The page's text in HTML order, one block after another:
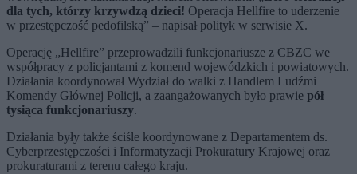
dla tych, którzy krzywdzą dzieci! Operacja Hellfire to uderzenie
w przestępczość pedofilską” – napisał polityk w serwisie X.
Operację „Hellfire” przeprowadzili funkcjonariusze z CBZC we
współpracy z policjantami z komend wojewódzkich i powiatowych.
Działania koordynował Wydział do walki z Handlem Ludźmi
Komendy Głównej Policji, a zaangażowanych było prawie pół
tysiąca funkcjonariuszy.
Działania były także ściśle koordynowane z Departamentem ds.
Cyberprzestępczości i Informatyzacji Prokuratury Krajowej oraz
prokuraturami z terenu całego kraju.